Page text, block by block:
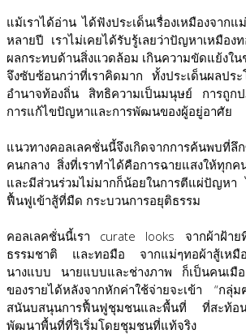
แม้เราได้อ่าน ได้ฟังประเด็นเรื่องเหมืองจาก
หลายปี เราไม่เคยได้รับรู้เลยว่าปัญหาเหมือง
ผลกระทบด้านสิ่งแวดล้อม เกินความขัดแย้งใ
จึงซับซ้อนกว่าที่เราคิดมาก ทั้งประเด็นผลป
อำนาจท้องถิ่น สิทธิความเป็นมนุษย์ การถูกป
การแก้ไขปัญหาและการพัฒนของผู้อยู่อาศัย
แนวทางคอลเลคชั่นนี้จึงเกิดจากการค้นพบที่
คนกลาง สิ่งที่เราทำได้คือการฉายแสงให้ทุก
และมีส่วนร่วมไม่มากก็น้อยในการตีแผ่ปัญหา
ฟื้นฟูเข้าสู้ที่มืด กระบวนการอยุติธรรม
คอลเลคชั่นนี้เรา curate looks จากผ้าฝ้า
ธรรมชาติ และทอมือ จากแม่ๆทอผ้าสู้เหมือ
นางแบบ นายแบบและช่างภาพ ก็เป็นคนเมือ
ของรายได้หลังจากหักค่าใช้จ่ายจะเข้า “กลุ่
สนันบสนุนการฟื้นฟูชุมชนและพื้นที่ ที่สะท้อ
พัฒนาพื้นที่ที่ริเริ่มโดยชุมชนที่แท้จริง